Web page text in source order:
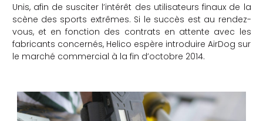
Unis, afin de susciter l’intérêt des utilisateurs finaux de la
scène des sports extrêmes. Si le succès est au rendez-
vous, et en fonction des contrats en attente avec les
fabricants concernés, Helico espère introduire AirDog sur
le marché commercial à la fin d’octobre 2014.